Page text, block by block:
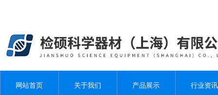
网站首页 关于我们 产品展示 行业资讯